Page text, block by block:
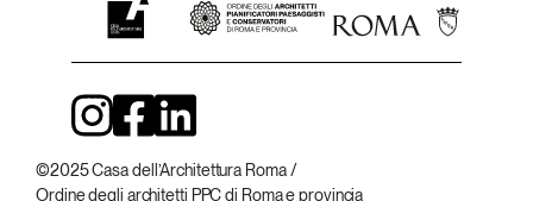
©2025 Casa dell’Architettura Roma/
Ordine degli architetti PPC di Roma e provincia